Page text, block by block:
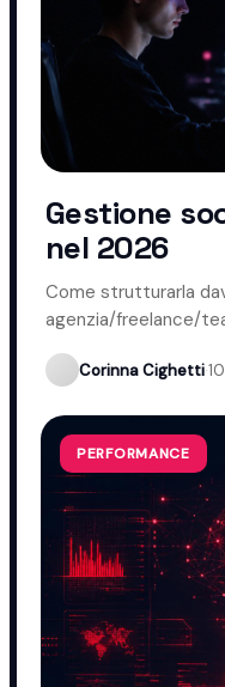
Gestione
nel 2026
Come strutturarla
agenzia/freelance/
gestione che funziona.
Corinna Cighetti·
PERFORMANCE